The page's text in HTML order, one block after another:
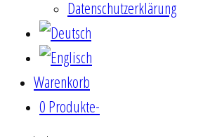
Datenschutzerklärung
Warenkorb
0 Produkte-